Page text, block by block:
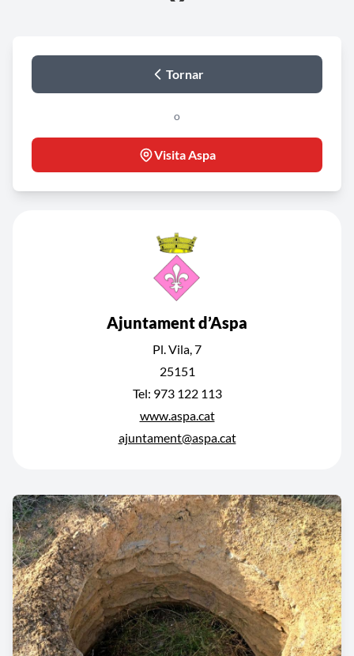
Tornar
o
Visita Aspa
Ajuntament d’Aspa
Pl. Vila, 7
25151
Tel: 973 122 113
www.aspa.cat
ajuntament@aspa.cat